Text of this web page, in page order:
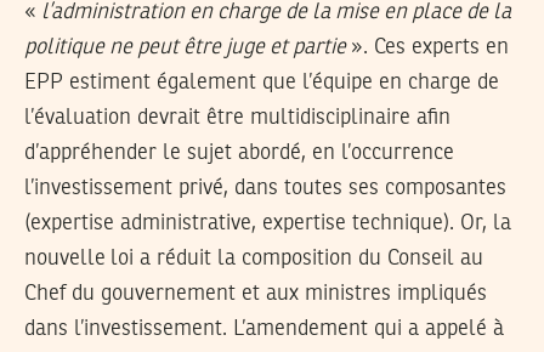
« l’administration en charge de la mise en place de la
politique ne peut être juge et partie». Ces experts en
EPP estiment également que l’équipe en charge de
l’évaluation devrait être multidisciplinaire afin
d’appréhender le sujet abordé, en l’occurrence
l’investissement privé, dans toutes ses composantes
(expertise administrative, expertise technique). Or, la
nouvelle loi a réduit la composition du Conseil au
Chef du gouvernement et aux ministres impliqués
dans l’investissement. L’amendement qui a appelé à